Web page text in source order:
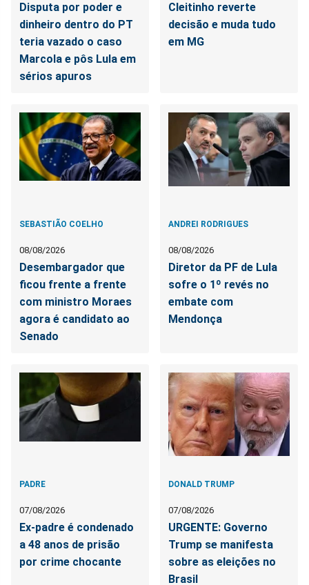
Disputa por poder e
dinheiro dentro do PT
teria vazado o caso
Marcola e pôs Lula em
sérios apuros
Cleitinho reverte
decisão e muda tudo
em MG
SEBASTIÃO COELHO
08/08/2026
Desembargador que
ficou frente a frente
com ministro Moraes
agora é candidato ao
Senado
ANDREI RODRIGUES
08/08/2026
Diretor da PF de Lula
sofre o 1º revés no
embate com
Mendonça
PADRE
07/08/2026
Ex-padre é condenado
a 48 anos de prisão
por crime chocante
DONALD TRUMP
07/08/2026
URGENTE: Governo
Trump se manifesta
sobre as eleições no
Brasil